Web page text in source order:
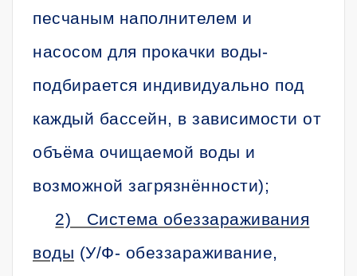
песчаным наполнителем и
насосом для прокачки воды-
подбирается индивидуально под
каждый бассейн, в зависимости от
объёма очищаемой воды и
возможной загрязнённости);
2) Система обеззараживания
воды (У/Ф- обеззараживание,